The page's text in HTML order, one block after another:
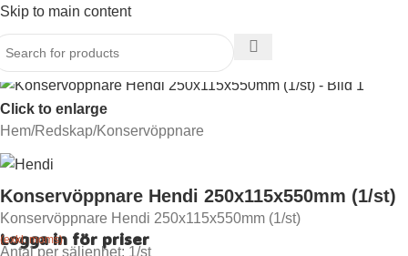
Skip to main content
Click to enlarge
Hem/Redskap/Konservöppnare
Konservöppnare Hendi 250x115x550mm (1/st)
Konservöppnare Hendi 250x115x550mm (1/st)
Logga in för priser
(exkl. moms)
Antal per säljenhet: 1/st